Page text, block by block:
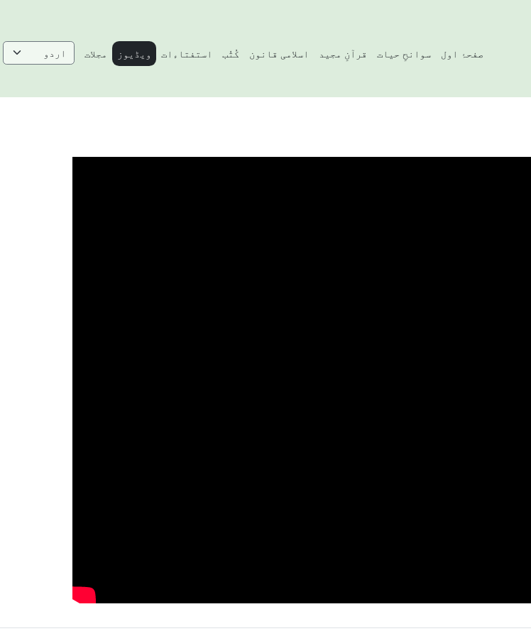
صفحۂ اول سوانحِ حیات قرآنِ مجید اسلامی قانون کُتُب استفتاءات ویڈیوز مجلات